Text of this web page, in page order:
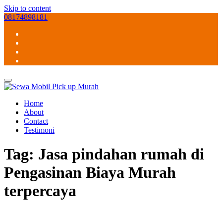
Skip to content
08174898181
Home
About
Contact
Testimoni
Tag: Jasa pindahan rumah di
Pengasinan Biaya Murah
terpercaya